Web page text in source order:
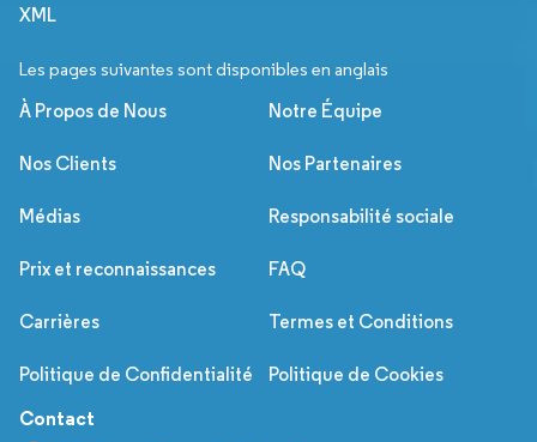
XML
Les pages suivantes sont disponibles en anglais
À Propos de Nous Notre Équipe
Nos Clients Nos Partenaires
Médias Responsabilité sociale
Prix et reconnaissances FAQ
Carrières Termes et Conditions
Politique de Confidentialité Politique de Cookies
Contact